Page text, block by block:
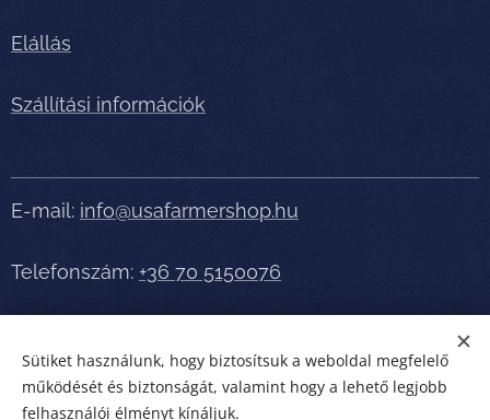
Elállás
Szállítási információk
E-mail: info@usafarmershop.hu
Telefonszám: +36 70 5150076
Részletes tájékoztatásért, segítségért telefonáljon
bátran!
Sütiket használunk, hogy biztosítsuk a weboldal megfelelő
működését és biztonságát, valamint hogy a lehető legjobb
felhasználói élményt kínáljuk.